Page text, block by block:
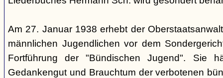
Am 27. Januar 1938 erhebt der
männlichen Jugendlichen vor dem
Fortführung der "Bündischen Jugend". Sie
Gedankengut und Brauchtum der verbotenen